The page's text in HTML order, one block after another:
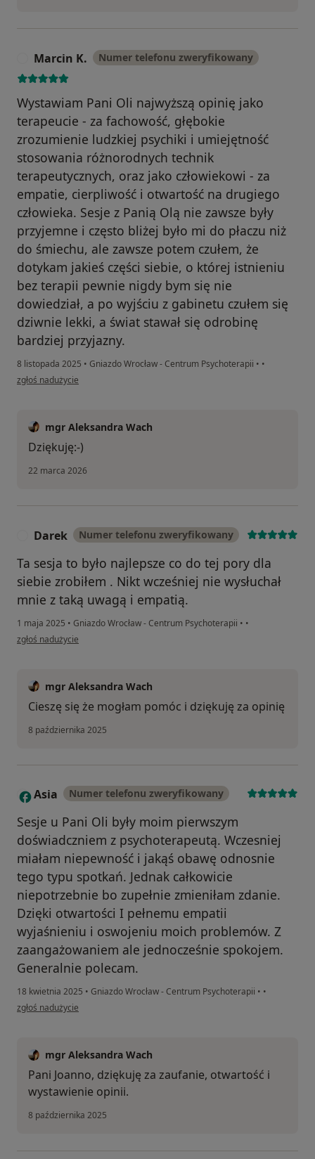
Marcin K. Numer telefonu zweryfikowany
Wystawiam Pani Oli najwyższą opinię jako
terapeucie - za fachowość, głębokie
zrozumienie ludzkiej psychiki i umiejętność
stosowania różnorodnych technik
terapeutycznych, oraz jako człowiekowi - za
empatie, cierpliwość i otwartość na drugiego
człowieka. Sesje z Panią Olą nie zawsze były
przyjemne i często bliżej było mi do płaczu niż
do śmiechu, ale zawsze potem czułem, że
dotykam jakieś części siebie, o której istnieniu
bez terapii pewnie nigdy bym się nie
dowiedział, a po wyjściu z gabinetu czułem się
dziwnie lekki, a świat stawał się odrobinę
bardziej przyjazny.
8 listopada 2025 • Gniazdo Wrocław - Centrum Psychoterapii • •
w opinii użytkownika Marcin K.
zgłoś nadużycie
mgr Aleksandra Wach
Dziękuję:-)
22 marca 2026
Darek Numer telefonu zweryfikowany
Ta sesja to było najlepsze co do tej pory dla
siebie zrobiłem . Nikt wcześniej nie wysłuchał
mnie z taką uwagą i empatią.
1 maja 2025 • Gniazdo Wrocław - Centrum Psychoterapii • •
w opinii użytkownika Darek
zgłoś nadużycie
mgr Aleksandra Wach
Cieszę się że mogłam pomóc i dziękuję za opinię
8 października 2025
A Asia Numer telefonu zweryfikowany
Sesje u Pani Oli były moim pierwszym
doświadczniem z psychoterapeutą. Wczesniej
miałam niepewność i jakąś obawę odnosnie
tego typu spotkań. Jednak całkowicie
niepotrzebnie bo zupełnie zmieniłam zdanie.
Dzięki otwartości I pełnemu empatii
wyjaśnieniu i oswojeniu moich problemów. Z
zaangażowaniem ale jednocześnie spokojem.
Generalnie polecam.
18 kwietnia 2025 • Gniazdo Wrocław - Centrum Psychoterapii • •
w opinii użytkownika Asia
zgłoś nadużycie
mgr Aleksandra Wach
Pani Joanno, dziękuję za zaufanie, otwartość i
wystawienie opinii.
8 października 2025